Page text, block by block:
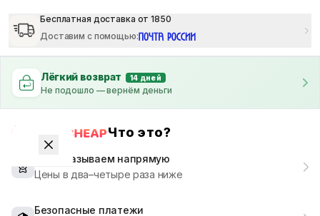
Бесплатная доставка от 1850
Доставим с помощью:
Лёгкий возврат 14 дней
Не подошло — вернём деньги
Что это?
Мы заказываем напрямую
Цены в два–четыре раза ниже
Безопасные платежи